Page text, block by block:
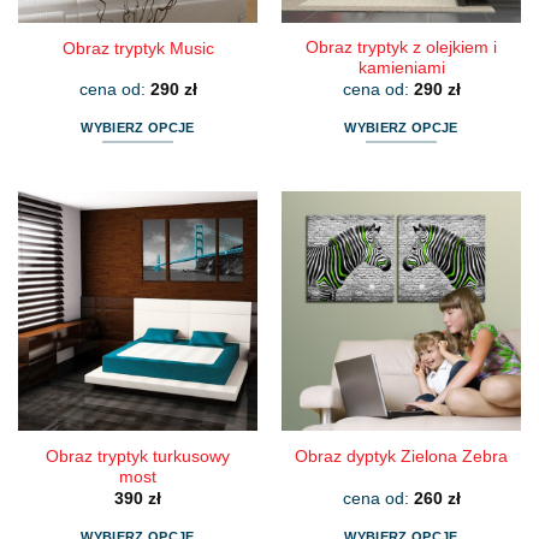
Obraz tryptyk Music
cena od: 290 zł
WYBIERZ OPCJE
ma
wiele
wariantów.
Opcje
wybrać
na
stronie
produktu
Obraz tryptyk z olejkiem i
kamieniami
cena od: 290 zł
WYBIERZ OPCJE
wiele
wariantów.
Opcje
można
wybrać
na
stronie
produktu
Obraz tryptyk turkusowy
most
390 zł
Obraz dyptyk Zielona Zebra
cena od: 260 zł